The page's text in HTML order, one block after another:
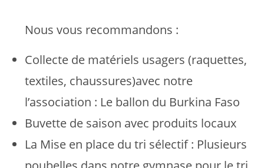
Nous vous recommandons :
Collecte de matériels usagers (raquettes,
textiles, chaussures)avec notre
l’association : Le ballon du Burkina Faso
Buvette de saison avec produits locaux
La Mise en place du tri sélectif : Plusieurs